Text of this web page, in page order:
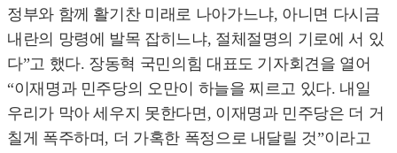
정부와 함께 활기찬 미래로 나아가느냐, 아니면 다시금
내란의 망령에 발목 잡히느냐, 절체절명의 기로에 서 있
다”고 했다. 장동혁 국민의힘 대표도 기자회견을 열어
“이재명과 민주당의 오만이 하늘을 찌르고 있다. 내일
우리가 막아 세우지 못한다면, 이재명과 민주당은 더 거
칠게 폭주하며, 더 가혹한 폭정으로 내달릴 것”이라고